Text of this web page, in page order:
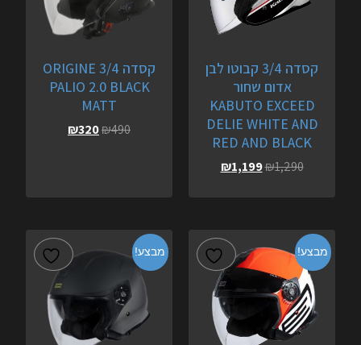
קסדה 3/4 קבוטו לבן
אדום שחור
KABUTO EXCEED
DELIE WHITE AND
RED AND BLACK
₪1,290
₪1,199
קסדה 3/4 ORIGINE
PALIO 2.0 BLACK
MATT
₪490
₪320
מבצע! מבצע!